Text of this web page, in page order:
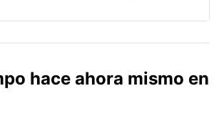
hace ahora mismo en